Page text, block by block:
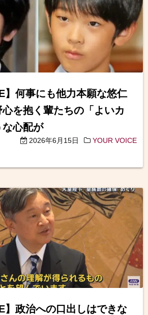
】何事にも他力本願な悠仁
を抱く輩たちの「よいカ
心配が
2026年6月15日 YOUR VOICE
】政治への口出しはできな